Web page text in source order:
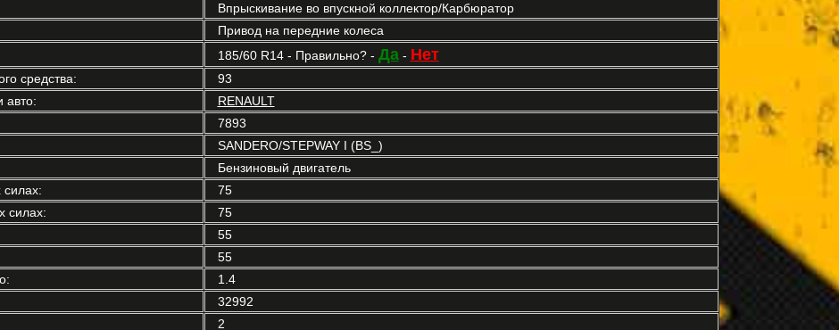
Впрыскивание во впускной коллектор/Карбюратор
Привод на передние колеса
185/60 R14 - Правильно? - Да- Нет
средства:
93
авто:
RENAULT
7893
SANDERO/STEPWAY I (BS_)
Бензиновый двигатель
75
силах:
75
55
55
1.4
32992
2